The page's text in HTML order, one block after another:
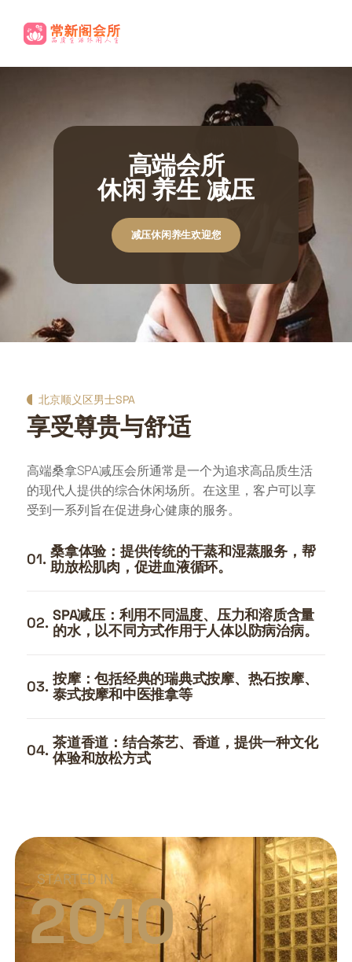
高端养生
尊贵享受.
北京顺义区男士SPA
享受尊贵与舒适
高端桑拿SPA减压会所通常是一个为追求高品质生活
的现代人提供的综合休闲场所。在这里，客户可以享
受到一系列旨在促进身心健康的服务。
01. 桑拿体验：提供传统的干蒸和湿蒸服务，帮
助放松肌肉，促进血液循环。
02. SPA减压：利用不同温度、压力和溶质含量
的水，以不同方式作用于人体以防病治病。
03. 按摩：包括经典的瑞典式按摩、热石按摩、
泰式按摩和中医推拿等
04. 茶道香道：结合茶艺、香道，提供一种文化
体验和放松方式
STARTED IN
2010